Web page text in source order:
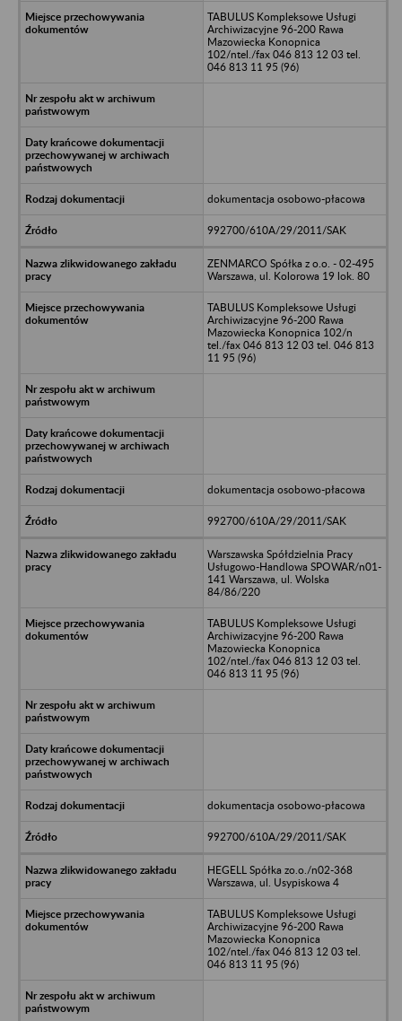
TABULUS Kompleksowe Usługi
Archiwizacyjne 96-200 Rawa
Mazowiecka Konopnica
102/ntel./fax 046 813 12 03 tel.
046 813 11 95 (96)
dokumentacja osobowo-płacowa
992700/610A/29/2011/SAK
ZENMARCO Spółka z o.o. - 02-495
Warszawa, ul. Kolorowa 19 lok. 80
TABULUS Kompleksowe Usługi
Archiwizacyjne 96-200 Rawa
Mazowiecka Konopnica 102/n
tel./fax 046 813 12 03 tel. 046 813
11 95 (96)
dokumentacja osobowo-płacowa
992700/610A/29/2011/SAK
Warszawska Spółdzielnia Pracy
Usługowo-Handlowa SPOWAR/n01-
141 Warszawa, ul. Wolska
84/86/220
TABULUS Kompleksowe Usługi
Archiwizacyjne 96-200 Rawa
Mazowiecka Konopnica
102/ntel./fax 046 813 12 03 tel.
046 813 11 95 (96)
dokumentacja osobowo-płacowa
992700/610A/29/2011/SAK
HEGELL Spółka zo.o./n02-368
Warszawa, ul. Usypiskowa 4
TABULUS Kompleksowe Usługi
Archiwizacyjne 96-200 Rawa
Mazowiecka Konopnica
102/ntel./fax 046 813 12 03 tel.
046 813 11 95 (96)